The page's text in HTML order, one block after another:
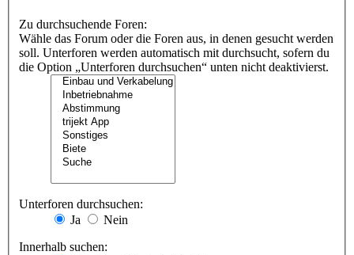
Zu durchsuchende Foren:
Wähle das Forum oder die Foren aus, in denen gesucht werden
soll. Unterforen werden automatisch mit durchsucht, sofern du
die Option „Unterforen durchsuchen“ unten nicht deaktivierst.
Unterforen durchsuchen:
Ja
Nein
Innerhalb suchen: